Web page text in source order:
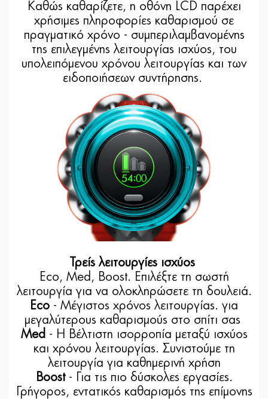
Καθώς καθαρίζετε, η οθόνη LCD παρέχει
χρήσιμες πληροφορίες καθαρισμού σε
πραγματικό χρόνο - συμπεριλαμβανομένης
της επιλεγμένης λειτουργίας ισχύος, του
υπολειπόμενου χρόνου λειτουργίας και των
ειδοποιήσεων συντήρησης.
Τρείς λειτουργίες ισχύος
Eco, Med, Boost. Επιλέξτε τη σωστή
λειτουργία για να ολοκληρώσετε τη δουλειά.
Eco - Μέγιστος χρόνος λειτουργίας. για
μεγαλύτερους καθαρισμούς στο σπίτι σας
Med - Η Βέλτιστη ισορροπία μεταξύ ισχύος
και χρόνου λειτουργίας. Συνιστούμε τη
λειτουργία για καθημερινή χρήση
Boost - Για τις πιο δύσκολες εργασίες.
Γρήγορος, εντατικός καθαρισμός της επίμονης